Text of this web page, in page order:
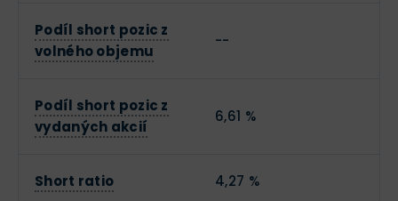
Podíl short pozic z
volného objemu
--
Podíl short pozic z
vydaných akcií
6,61 %
Short ratio 4,27 %